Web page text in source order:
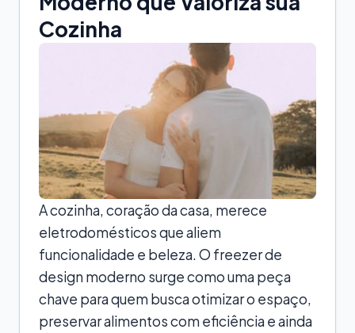
Cozinha
A cozinha, coração da casa, merece
eletrodomésticos que aliem
funcionalidade e beleza. O freezer de
design moderno surge como uma peça
chave para quem busca otimizar o espaço,
preservar alimentos com eficiência e ainda